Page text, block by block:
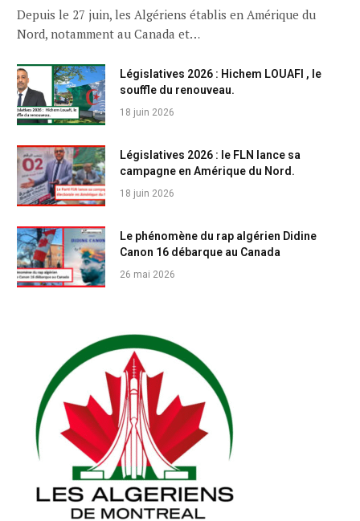
Depuis le 27 juin, les Algériens établis en Amérique du
Nord, notamment au Canada et…
Législatives 2026 : Hichem LOUAFI , le
souffle du renouveau.
18 juin 2026
Législatives 2026 : le FLN lance sa
campagne en Amérique du Nord.
18 juin 2026
Le phénomène du rap algérien Didine
Canon 16 débarque au Canada
26 mai 2026